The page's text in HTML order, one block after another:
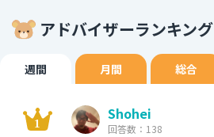
アドバイザーランキング
週間 月間 総合
Shohei
回答数：138